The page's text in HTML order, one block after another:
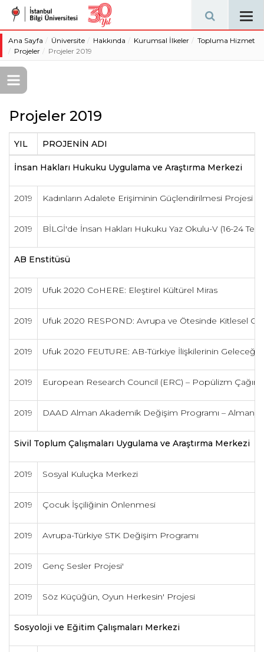
Ana Sayfa Üniversite Hakkında Kurumsal İlkeler
Topluma Hizmet
Projeler
Projeler 2019
Projeler 2019
YIL PROJENİN ADI
İnsan Hakları Hukuku Uygulama ve Araştırma Merkezi
2019 Kadınların Adalete Erişiminin Güçlendirilmesi Projesi
2019 BİLGİ'de İnsan Hakları Hukuku Yaz Okulu-V (16-24
AB Enstitüsü
2019 Ufuk 2020 CoHERE: Eleştirel Kültürel Miras
2019 Ufuk 2020 RESPOND: Avrupa ve Ötesinde Kitlesel
2019 Ufuk 2020 FEUTURE: AB-Türkiye İlişkilerinin Geleceği
2019 European Research Council (ERC) – Popülizm
2019 DAAD Alman Akademik Değişim Programı – Almanya
Sivil Toplum Çalışmaları Uygulama ve Araştırma Merkezi
2019 Sosyal Kuluçka Merkezi
2019 Çocuk İşçiliğinin Önlenmesi
2019 Avrupa-Türkiye STK Değişim Programı
2019 Genç Sesler Projesi'
2019 Söz Küçüğün, Oyun Herkesin' Projesi
Sosyoloji ve Eğitim Çalışmaları Merkezi